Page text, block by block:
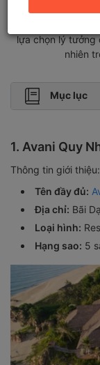
mát yên tĩnh.
lựa chọn lý tưởng
nhiên
Mục lục
1. Avani Quy
Thông tin giới thiệu:
Tên đầy đủ:
Địa chỉ: Bãi
Loại hình:
Hạng sao: 5